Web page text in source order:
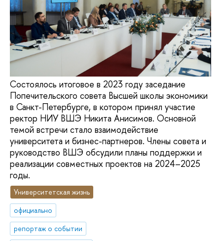
Состоялось итоговое в 2023 году заседание
Попечительского совета Высшей школы экономики
в Санкт-Петербурге, в котором принял участие
ректор НИУ ВШЭ Никита Анисимов. Основной
темой встречи стало взаимодействие
университета и бизнес-партнеров. Члены совета и
руководство ВШЭ обсудили планы поддержки и
реализации совместных проектов на 2024–2025
годы.
Университетская жизнь
официально
репортаж о событии